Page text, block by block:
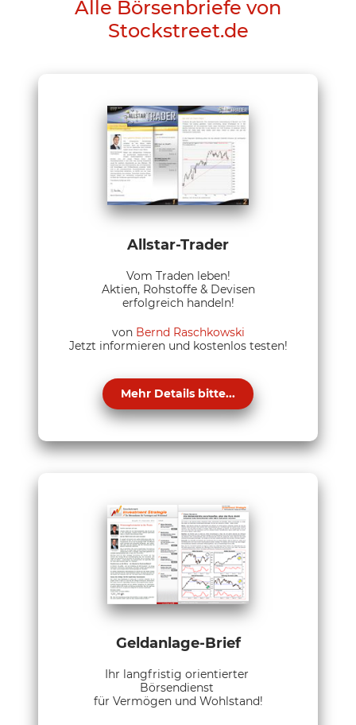
Alle Börsenbriefe von
Stockstreet.de
Allstar-Trader
Vom Traden leben!
Aktien, Rohstoffe & Devisen
erfolgreich handeln!
von Bernd Raschkowski
Jetzt informieren und kostenlos testen!
Mehr Details bitte...
Geldanlage-Brief
Ihr langfristig orientierter
Börsendienst
für Vermögen und Wohlstand!